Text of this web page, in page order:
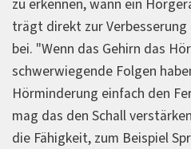
zu erkennen, wann ein
trägt direkt zur
bei. "Wenn das Gehirn das
schwerwiegende Folgen
Hörminderung einfach den
mag das den Schall
die Fähigkeit, zum Beispiel